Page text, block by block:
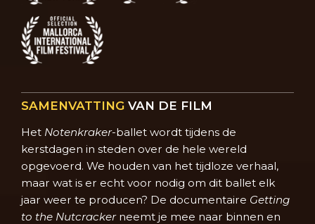
SAMENVATTING VAN DE FILM
Het Notenkraker-ballet wordt tijdens de
kerstdagen in steden over de hele wereld
opgevoerd. We houden van het tijdloze verhaal,
maar wat is er echt voor nodig om dit ballet elk
jaar weer te producen? De documentaire Getting
to the Nutcrackerneemt je mee naar binnen en